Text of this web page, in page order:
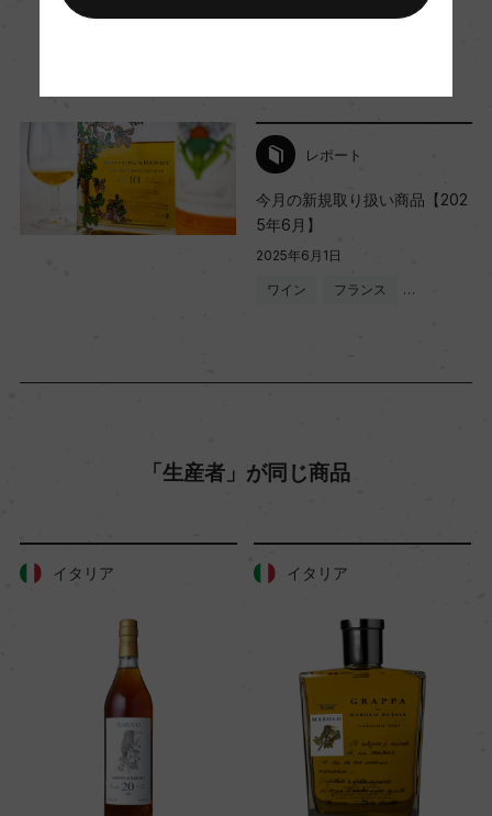
国内ワイン専門誌評価歴
ー
(225L)で10年、瓶熟成:3カ月以上
年間生産量
1268
レポート
今月の新規取り扱い商品【202
5年6月】
2025年6月1日
ワイン フランス …
「生産者」が同じ商品
イタリア イタリア